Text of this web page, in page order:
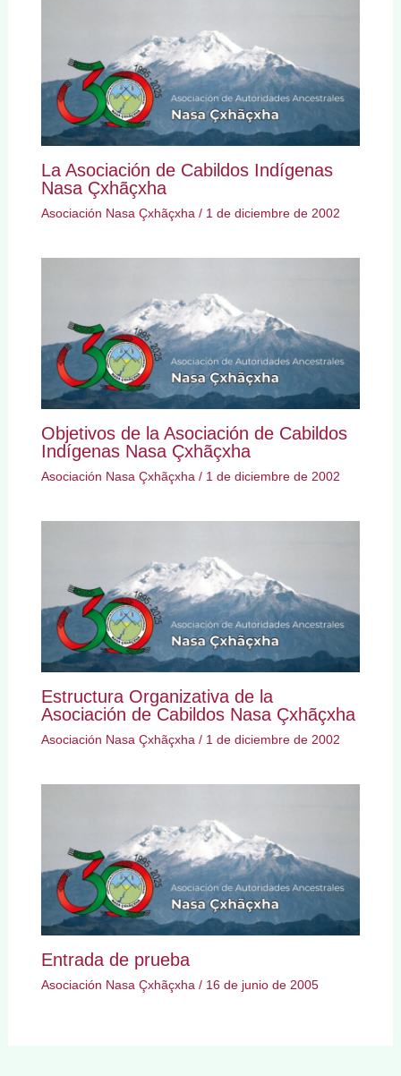
La Asociación de Cabildos Indígenas
Nasa Çxhãçxha
Asociación Nasa Çxhãçxha / 1 de diciembre de 2002
Objetivos de la Asociación de Cabildos
Indígenas Nasa Çxhãçxha
Asociación Nasa Çxhãçxha / 1 de diciembre de 2002
Estructura Organizativa de la
Asociación de Cabildos Nasa Çxhãçxha
Asociación Nasa Çxhãçxha / 1 de diciembre de 2002
Entrada de prueba
Asociación Nasa Çxhãçxha / 16 de junio de 2005